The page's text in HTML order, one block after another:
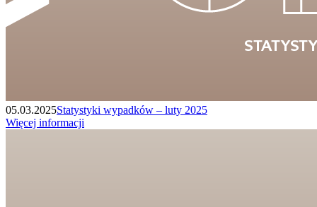
05.03.2025Statystyki wypadków – luty 2025
Więcej informacji